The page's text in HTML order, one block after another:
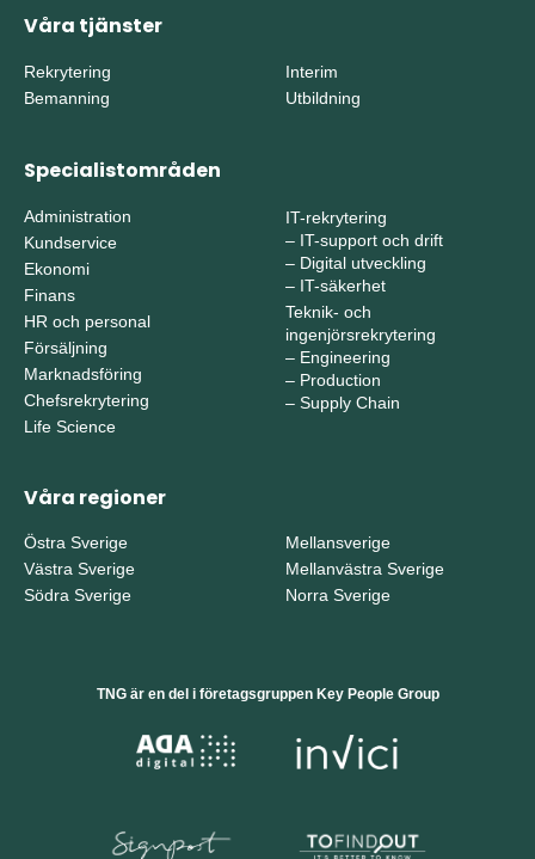
Våra tjänster
Rekrytering
Bemanning
Interim
Utbildning
Specialistområden
Administration
Kundservice
Ekonomi
Finans
HR och personal
Försäljning
Marknadsföring
Chefsrekrytering
Life Science
IT-rekrytering
– IT-support och drift
– Digital utveckling
– IT-säkerhet
Teknik- och
ingenjörsrekrytering
– Engineering
– Production
– Supply Chain
Våra regioner
Östra Sverige
Västra Sverige
Södra Sverige
Mellansverige
Mellanvästra Sverige
Norra Sverige
TNG är en del i företagsgruppen Key People Group